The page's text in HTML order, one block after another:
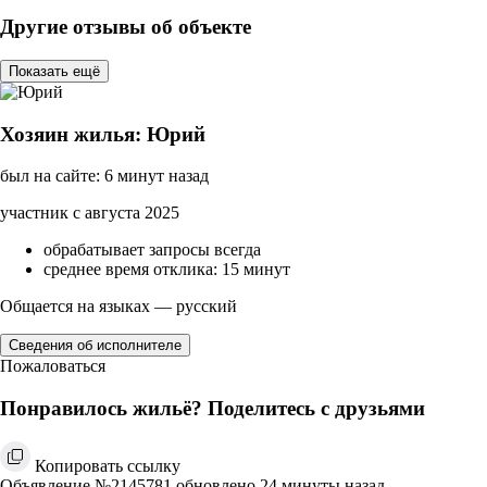
Другие отзывы об объекте
Показать ещё
Хозяин жилья: Юрий
был на сайте: 6 минут назад
участник с августа 2025
обрабатывает запросы всегда
среднее время отклика: 15 минут
Общается на языках — русский
Сведения об исполнителе
Пожаловаться
Понравилось жильё? Поделитесь с друзьями
Копировать ссылку